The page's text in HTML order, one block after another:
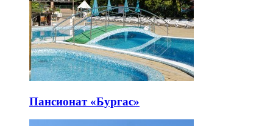
Пансионат «Бургас»